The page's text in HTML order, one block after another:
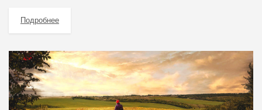
Подробнее